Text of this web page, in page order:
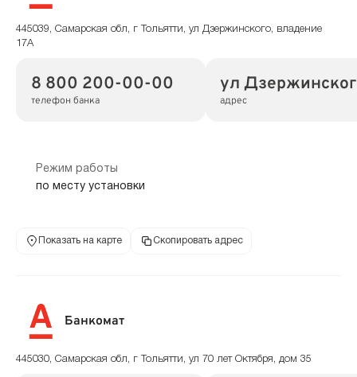
445039, Самарская обл, г Тольятти, ул Дзержинского, владение
17А
8 800 200-00-00
телефон банка
ул
адрес
Режим работы
по месту установки
Показать на карте Скопировать адрес
Банкомат
445030, Самарская обл, г Тольятти, ул 70 лет Октября, дом 35